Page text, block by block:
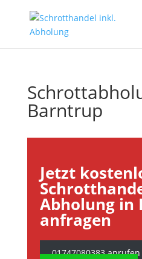
Barntrup
Jetzt
Abholung in
anfragen
01747080383 anrufen